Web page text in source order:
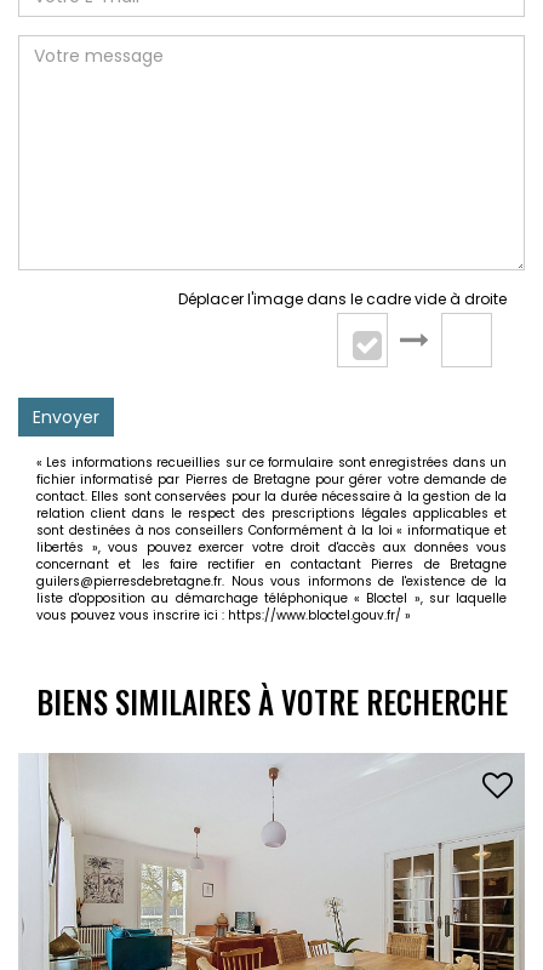
Déplacer l'image dans le cadre vide à droite
Envoyer
« Les informations recueillies sur ce formulaire sont enregistrées dans un
fichier informatisé par Pierres de Bretagne pour gérer votre demande de
contact. Elles sont conservées pour la durée nécessaire à la gestion de la
relation client dans le respect des prescriptions légales applicables et
sont destinées à nos conseillers Conformément à la loi « informatique et
libertés », vous pouvez exercer votre droit d'accès aux données vous
concernant et les faire rectifier en contactant Pierres de Bretagne
guilers@pierresdebretagne.fr. Nous vous informons de l'existence de la
liste d'opposition au démarchage téléphonique « Bloctel », sur laquelle
vous pouvez vous inscrire ici : https://www.bloctel.gouv.fr/ »
BIENS SIMILAIRES À VOTRE RECHERCHE